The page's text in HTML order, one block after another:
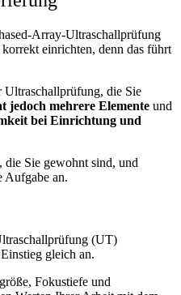
Array-Ultraschallprüfung
einrichten, denn das führt
Ultraschallprüfung, die Sie
jedoch mehrere Elemente und
bei Einrichtung und
Sie gewohnt sind, und
Aufgabe an.
(UT)
gleich an.
Fokustiefe und